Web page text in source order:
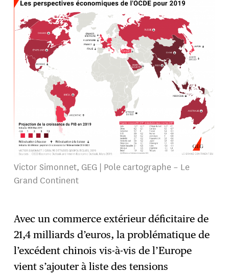
Victor Simonnet, GEG | Pole cartographe – Le
Grand Continent
Avec un commerce extérieur déficitaire de
21,4 milliards d’euros, la problématique de
l’excédent chinois vis-à-vis de l’Europe
vient s’ajouter à liste des tensions